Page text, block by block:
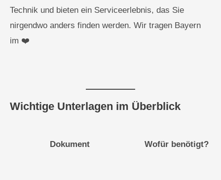
Technik und bieten ein Serviceerlebnis, das Sie
nirgendwo anders finden werden. Wir tragen Bayern
im ❤️
Wichtige Unterlagen im Überblick
Dokument Wofür benötigt?